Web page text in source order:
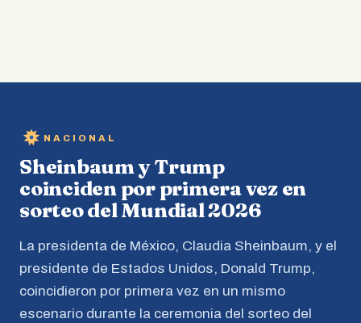
NACIONAL
Sheinbaum y Trump
coinciden por primera vez en
sorteo del Mundial 2026
La presidenta de México, Claudia Sheinbaum, y el
presidente de Estados Unidos, Donald Trump,
coincidieron por primera vez en un mismo
escenario durante la ceremonia del sorteo del